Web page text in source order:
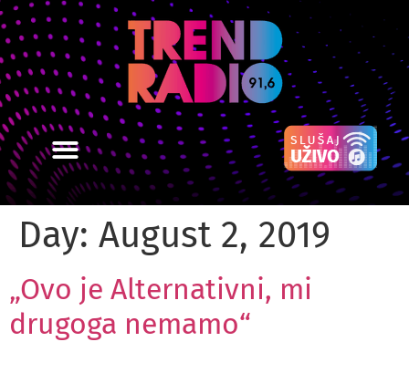
Day: August 2, 2019
„Ovo je Alternativni, mi
drugoga nemamo“